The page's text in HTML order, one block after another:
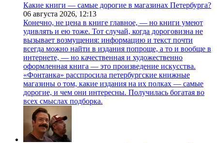
Какие книги — самые дорогие в магазинах Петербурга?
06 августа 2026, 12:13
Конечно, не цена в книге главное, — но книги умеют
удивлять и ею тоже. Тот случай, когда дороговизна не
вызывает возмущения: информацию и текст почти
всегда можно найти в издания попроще, а то и вообще в
интернете, — но качественная и художественно
оформленная книга — это произведение искусства.
«Фонтанка» расспросила петербургские книжные
магазины о том, какие издания на их полках — самые
дорогие, и чем они интересны. Получилась богатая во
всех смыслах подборка.